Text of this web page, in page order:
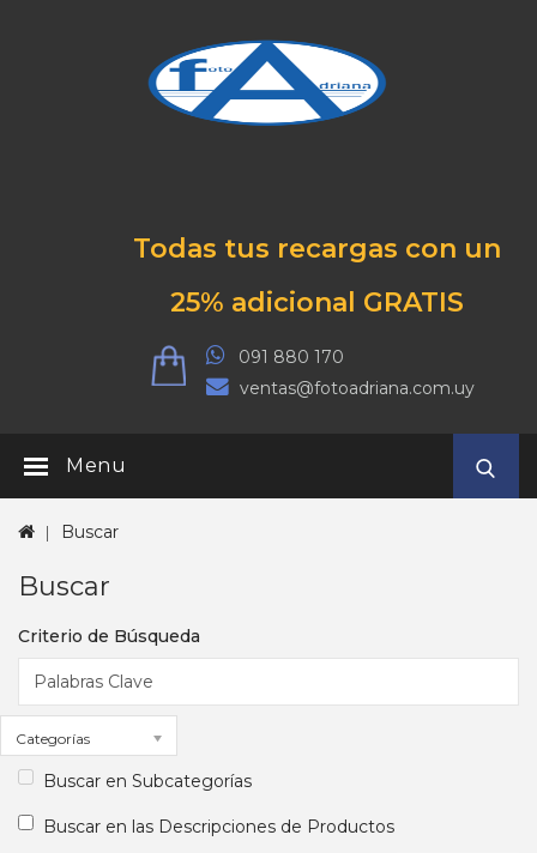
Todas tus recargas con un
25% adicional GRATIS
091 880 170
ventas@fotoadriana.com.uy
Menu
Buscar
Buscar
Criterio de Búsqueda
Categorías
Buscar en Subcategorías
Buscar en las Descripciones de Productos